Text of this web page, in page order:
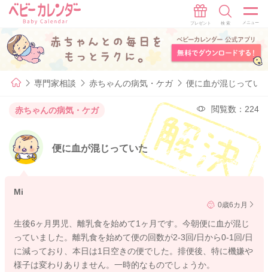
専門家相談 赤ちゃんの病気・ケガ 便に血が混じってい
赤ちゃんの病気・ケガ 閲覧数：224
便に血が混じっていた
Mi
0歳6カ月
生後6ヶ月男児、離乳食を始めて1ヶ月です。今朝便に血が混じ
っていました。離乳食を始めて便の回数が2-3回/日から0-1回/日
に減っており、本日は1日空きの便でした。排便後、特に機嫌や
様子は変わりありません。一時的なものでしょうか。